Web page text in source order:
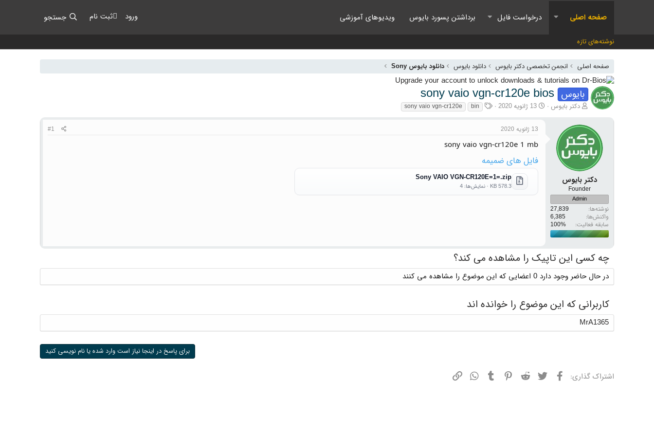
صفحه اصلی درخواست فایل برداشتن پسورد بایوس ویدیوهای آموزشی ورود ثبت نام جستجو
نوشته‌های تازه
صفحه اصلی انجمن تخصصی دکتر بایوس دانلود بایوس دانلود بایوس Sony
بایوس sony vaio vgn-cr120e bios
آغازگر گفتمان
دکتر بایوس تاریخ شروع
13 ژانویه 2020 برچسب‌ها
bin
sony vaio vgn-cr120e
دکتر بایوس
Founder
Admin
نوشته‌ها
27,839
واکنش‌ها
6,385
سابقه فعالیت:
13 ژانویه 2020 #1
sony vaio vgn-cr120e 1 mb
فایل های ضمیمه
Sony VAIO VGN-CR120E=1=.zip
578.3 KB · نمایش‌ها: 4
چه کسی این تاپیک را مشاهده می کند؟
در حال حاضر وجود دارد 0 اعضایی که این موضوع را مشاهده می کنند
کاربرانی که این موضوع را خوانده اند
MrA1365
برای پاسخ در اینجا نیاز است وارد شده یا نام نویسی کنید
اشتراک گذاری: فیسبوکتوییتر ردیت پینترستتامبلر واتسپ